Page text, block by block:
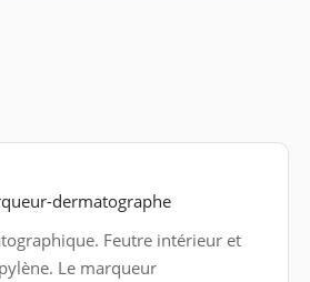
Feutre intérieur et
Le marqueur